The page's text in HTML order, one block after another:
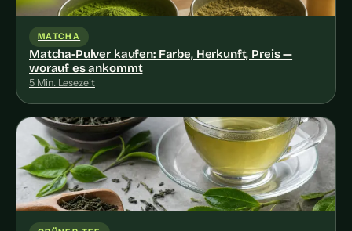
MATCHA
Matcha-Pulver kaufen: Farbe, Herkunft, Preis —
worauf es ankommt
5 Min. Lesezeit